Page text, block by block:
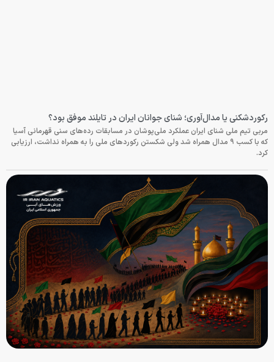
رکوردشکنی یا مدال‌آوری؛ شنای جوانان ایران در تایلند موفق بود؟
مربی تیم ملی شنای ایران عملکرد ملی‌پوشان در مسابقات رده‌های سنی قهرمانی آسیا
که با کسب ۹ مدال همراه شد ولی شکستن رکوردهای ملی را به همراه نداشت، ارزیابی
کرد.